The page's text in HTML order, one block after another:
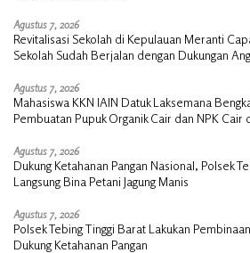
Agustus 7, 2026
Revitalisasi Sekolah di Kepulauan Meranti
Sekolah Sudah Berjalan dengan Dukungan
Agustus 7, 2026
Mahasiswa KKN IAIN Datuk Laksemana
Pembuatan Pupuk Organik Cair dan NPK Cair
Agustus 7, 2026
Dukung Ketahanan Pangan Nasional, Polsek
Langsung Bina Petani Jagung Manis
Agustus 7, 2026
Polsek Tebing Tinggi Barat Lakukan
Dukung Ketahanan Pangan